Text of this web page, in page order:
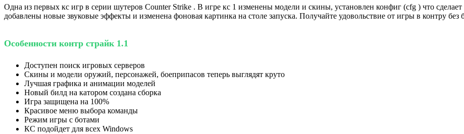
Одна из первых кс игр в серии шутеров Counter Strike . В игре кс 1 изменены модели и скины, установлен конфиг (cfg ) что
добавлены новые звуковые эффекты и изменена фоновая картинка на столе запуска. Получайте удовольствие от игры в контру без
Особенности контр страйк 1.1
Доступен поиск игровых серверов
Скины и модели оружий, персонажей, боеприпасов теперь выглядят круто
Лучшая графика и анимации моделей
Новый билд на катором создана сборка
Игра защищена на 100%
Красивое меню выбора команды
Режим игры с ботами
КС подойдет для всех Windows